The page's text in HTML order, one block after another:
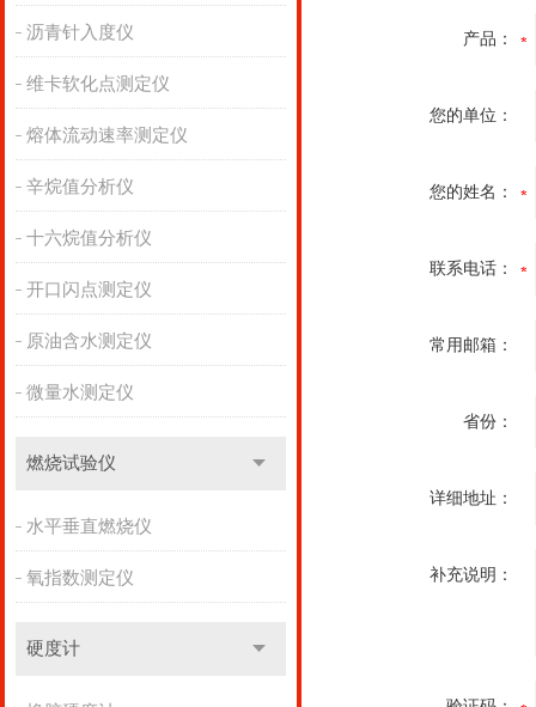
沥青针入度仪
维卡软化点测定仪
熔体流动速率测定仪
辛烷值分析仪
十六烷值分析仪
开口闪点测定仪
原油含水测定仪
微量水测定仪
燃烧试验仪
水平垂直燃烧仪
氧指数测定仪
硬度计
产品：
您的单位：
您的姓名：
联系电话：
常用邮箱：
省份：
详细地址：
补充说明：